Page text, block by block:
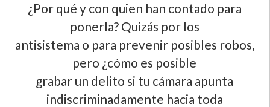
¿Por qué y con quien han contado para
ponerla? Quizás por los
antisistema o para prevenir posibles robos,
pero ¿cómo es posible
grabar un delito si tu cámara apunta
indiscriminadamente hacia toda